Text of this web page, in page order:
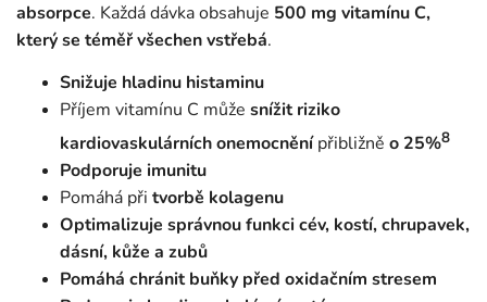
absorpce. Každá dávka obsahuje 500 mg vitamínu C,
který se téměř všechen vstřebá.
Snižuje hladinu histaminu
Příjem vitamínu C může snížit riziko
kardiovaskulárních onemocněnípřibližně o 25%8
Podporuje imunitu
Pomáhá při tvorbě kolagenu
Optimalizuje správnou funkci cév, kostí, chrupavek,
dásní, kůže a zubů
Pomáhá chránit buňky před oxidačním stresem